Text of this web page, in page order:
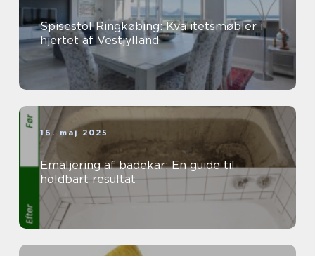
Spisestol Ringkøbing: Kvalitetsmøbler i
hjertet af Vestjylland
16. maj 2025
Emaljering af badekar: En guide til
holdbart resultat